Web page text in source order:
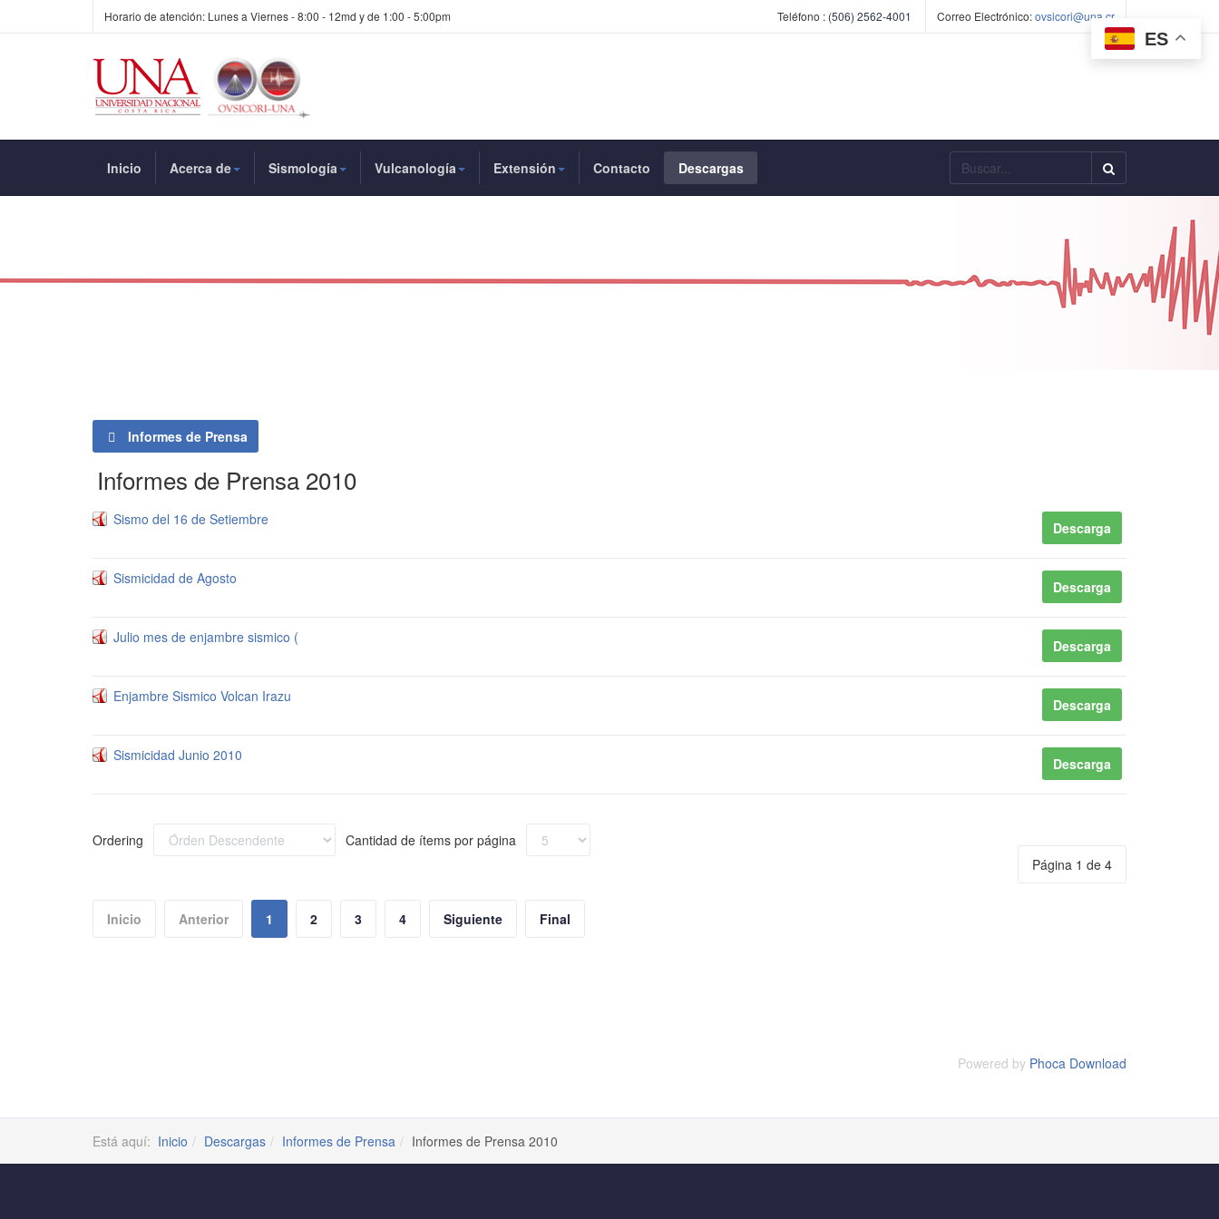
Horario de atención: Lunes a Viernes - 8:00 - 12md y de 1:00 - 5:00pm Teléfono : (506) 2562-4001 Correo Electrónico:ovsicori@una.cr
ES
Inicio Acerca de Sismología Vulcanología Extensión Contacto Descargas Buscar...
Informes de Prensa
Informes de Prensa 2010
Sismo del 16 de Setiembre Descarga
Sismicidad de Agosto Descarga
Julio mes de enjambre sismico ( Descarga
Enjambre Sismico Volcan Irazu Descarga
Sismicidad Junio 2010 Descarga
Ordering
Cantidad de ítems por página
Página 1 de 4
Inicio Anterior 1 2 3 4 Siguiente Final
Powered by Phoca Download
Está aquí: Inicio Descargas Informes de Prensa Informes de Prensa 2010